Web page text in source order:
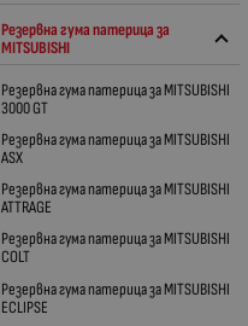
Резервна гума патерица за
MITSUBISHI
Резервна гума патерица за MITSUBISHI
3000 GT
Резервна гума патерица за MITSUBISHI
ASX
Резервна гума патерица за MITSUBISHI
ATTRAGE
Резервна гума патерица за MITSUBISHI
COLT
Резервна гума патерица за MITSUBISHI
ECLIPSE